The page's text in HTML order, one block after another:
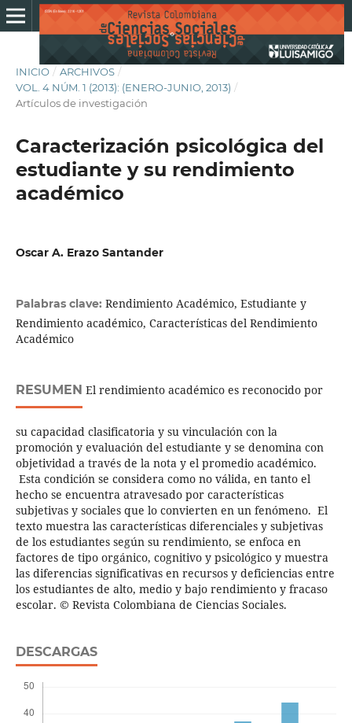
INICIO / ARCHIVOS /
VOL. 4 NÚM. 1 (2013): (ENERO-JUNIO, 2013) /
Artículos de investigación
Caracterización psicológica del
estudiante y su rendimiento
académico
Oscar A. Erazo Santander
Palabras clave: Rendimiento Académico, Estudiante y
Rendimiento académico, Características del Rendimiento
Académico
RESUMEN El rendimiento académico es reconocido por
su capacidad clasificatoria y su vinculación con la
promoción y evaluación del estudiante y se denomina con
objetividad a través de la nota y el promedio académico.
Esta condición se considera como no válida, en tanto el
hecho se encuentra atravesado por características
subjetivas y sociales que lo convierten en un fenómeno. El
texto muestra las características diferenciales y subjetivas
de los estudiantes según su rendimiento, se enfoca en
factores de tipo orgánico, cognitivo y psicológico y muestra
las diferencias significativas en recursos y deficiencias entre
los estudiantes de alto, medio y bajo rendimiento y fracaso
escolar. © Revista Colombiana de Ciencias Sociales.
DESCARGAS